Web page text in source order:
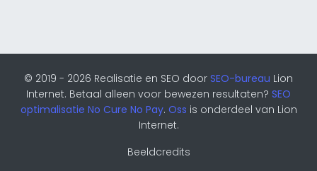
© 2019 - 2026 Realisatie en SEO door SEO-bureau Lion
Internet. Betaal alleen voor bewezen resultaten? SEO
optimalisatie No Cure No Pay. Oss is onderdeel van Lion
Internet.
Beeldcredits